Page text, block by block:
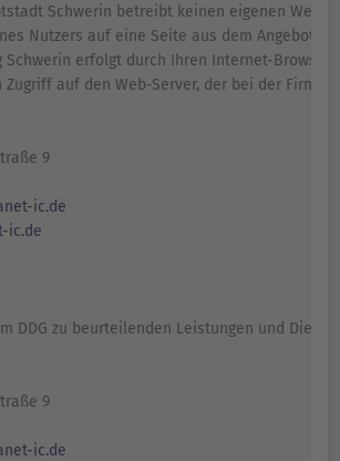
Schwerin betreibt keinen eigenen Web-
Nutzers auf eine Seite aus dem Angebot
erfolgt durch Ihren Internet-Browser
auf den Web-Server, der bei der Firma
9
ic.de
ic.de
DDG zu beurteilenden Leistungen und
9
ic.de